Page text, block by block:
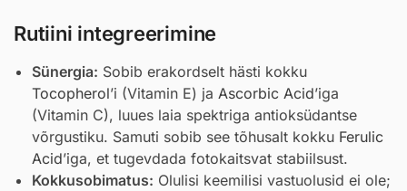
Rutiini integreerimine
Sünergia: Sobib erakordselt hästi kokku
Tocopherol’i (Vitamin E) ja Ascorbic Acid’iga
(Vitamin C), luues laia spektriga antioksüdantse
võrgustiku. Samuti sobib see tõhusalt kokku Ferulic
Acid’iga, et tugevdada fotokaitsvat stabiilsust.
Kokkusobimatus: Olulisi keemilisi vastuolusid ei ole;